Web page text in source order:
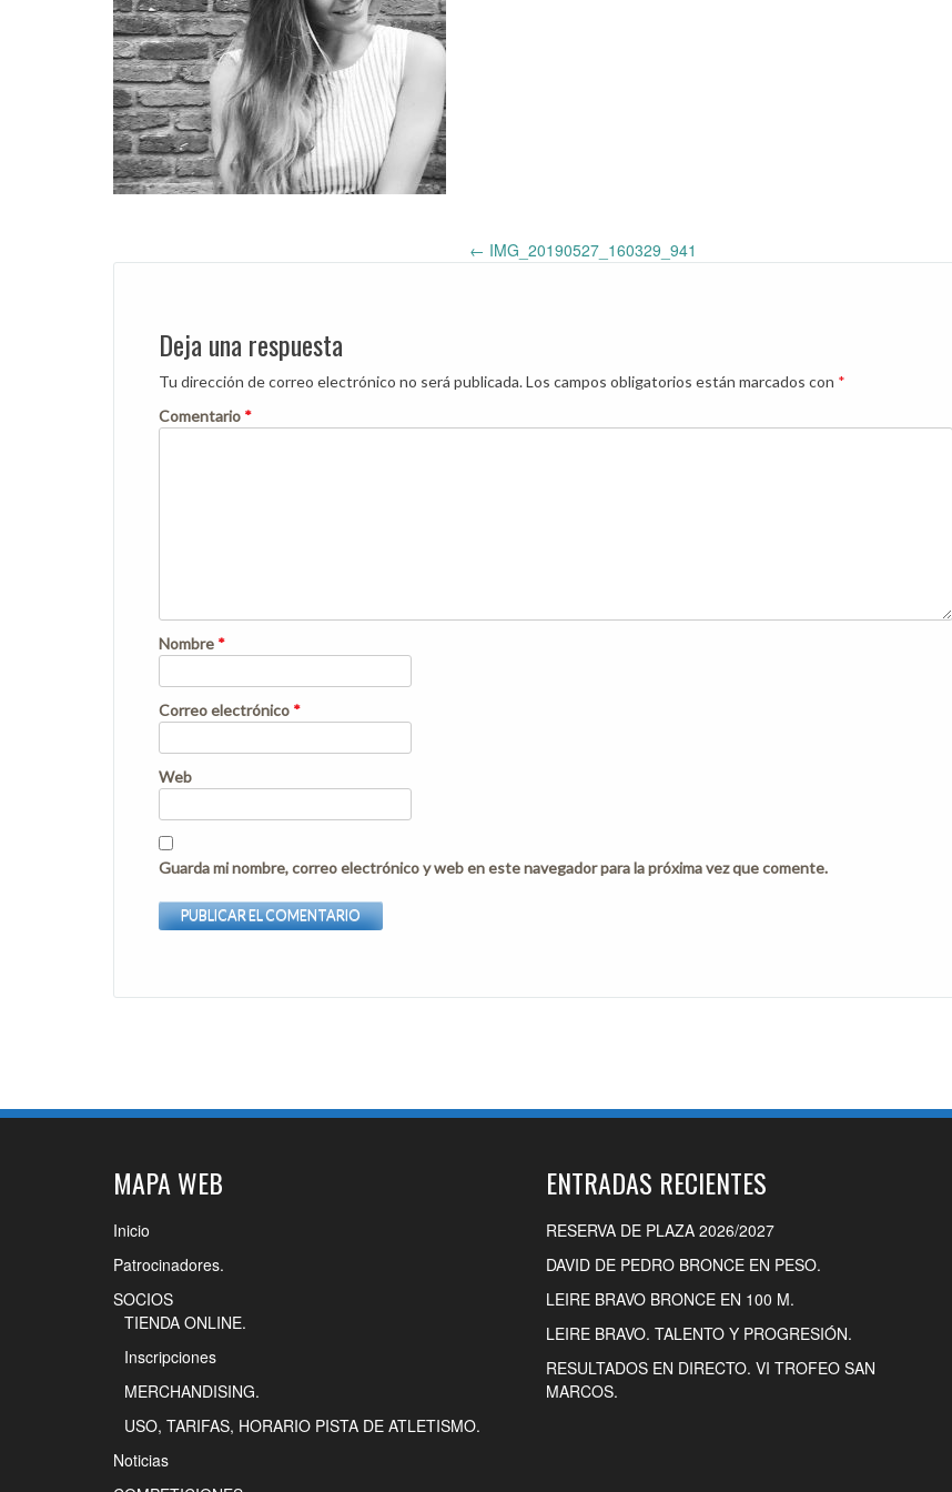
Post ← IMG_20190527_160329_941
Deja una respuesta
Tu dirección de correo electrónico no será publicada.Los campos obligatorios están marcados con *
Comentario *
Nombre *
Correo electrónico *
Web
Guarda mi nombre, correo electrónico y web en este navegador para la próxima vez que comente.
MAPA WEB
Inicio
Patrocinadores.
SOCIOS
TIENDA ONLINE.
Inscripciones
MERCHANDISING.
USO, TARIFAS, HORARIO PISTA DE ATLETISMO.
Noticias
ENTRADAS RECIENTES
RESERVA DE PLAZA 2026/2027
DAVID DE PEDRO BRONCE EN PESO.
LEIRE BRAVO BRONCE EN 100 M.
LEIRE BRAVO. TALENTO Y PROGRESIÓN.
RESULTADOS EN DIRECTO. VI TROFEO SAN
MARCOS.